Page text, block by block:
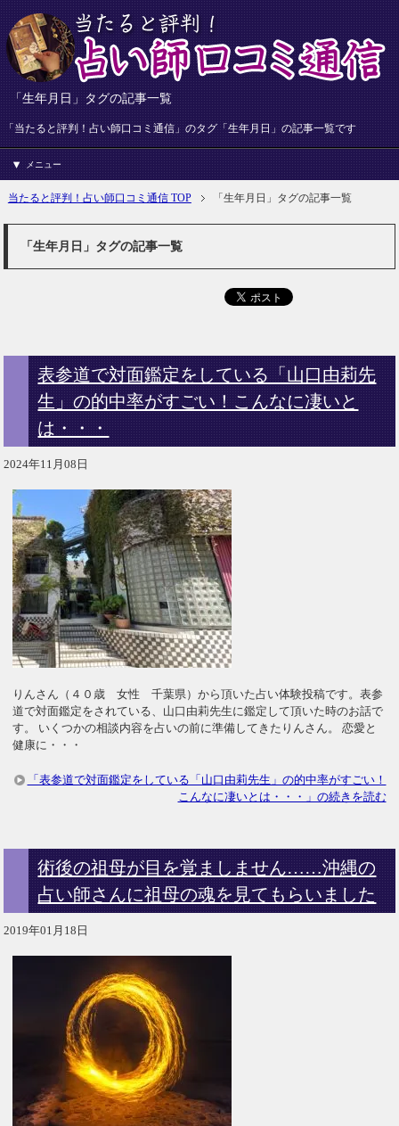
「生年月日」タグの記事一覧
「当たると評判！占い師口コミ通信」のタグ「生年月日」の記事一覧です
メニュー
当たると評判！占い師口コミ通信 TOP 「生年月日」タグの記事一覧
「生年月日」タグの記事一覧
表参道で対面鑑定をしている「山口由莉先
生」の的中率がすごい！こんなに凄いと
は・・・
2024年11月08日
りんさん（４０歳 女性 千葉県）から頂いた占い体験投稿です。表参
道で対面鑑定をされている、山口由莉先生に鑑定して頂いた時のお話で
す。 いくつかの相談内容を占いの前に準備してきたりんさん。 恋愛と
健康に・・・
「表参道で対面鑑定をしている「山口由莉先生」の的中率がすごい！
こんなに凄いとは・・・」の続きを読む
術後の祖母が目を覚ましません……沖縄の
占い師さんに祖母の魂を見てもらいました
2019年01月18日